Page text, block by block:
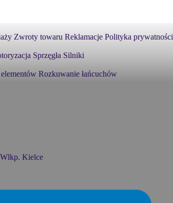
Zwroty towaru Reklamacje Polityka prywatności
Sprzęgła Silniki
Rozkuwanie łańcuchów
Kielce